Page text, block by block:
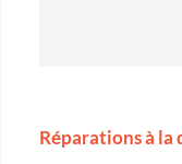
Réparations à